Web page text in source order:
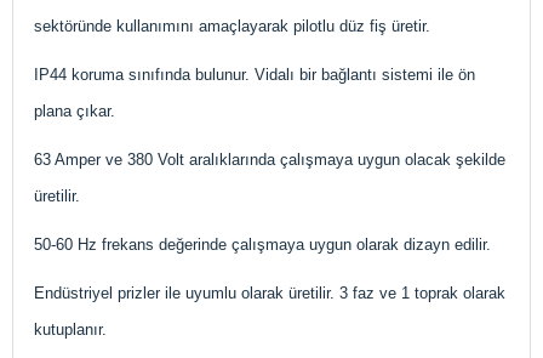
sektöründe kullanımını amaçlayarak pilotlu düz fiş üretir.
IP44 koruma sınıfında bulunur. Vidalı bir bağlantı sistemi ile ön
plana çıkar.
63 Amper ve 380 Volt aralıklarında çalışmaya uygun olacak şekilde
üretilir.
50-60 Hz frekans değerinde çalışmaya uygun olarak dizayn edilir.
Endüstriyel prizler ile uyumlu olarak üretilir. 3 faz ve 1 toprak olarak
kutuplanır.